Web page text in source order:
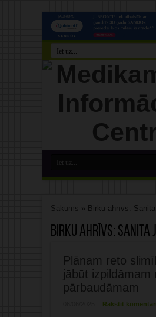
Sākums » Birku ahrīvs:
Birku ahrīvs: Sanita
Plānam reto
jābūt izpildāmam
pārbaudāmam
Rakstīt